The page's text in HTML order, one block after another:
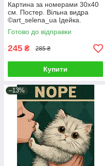
Картина за номерами 30х40
см. Постер. Вільна видра
©art_selena_ua Ідейка.
KHO6801
Готово до відправки
245 ₴ 285 ₴
Купити
–13%